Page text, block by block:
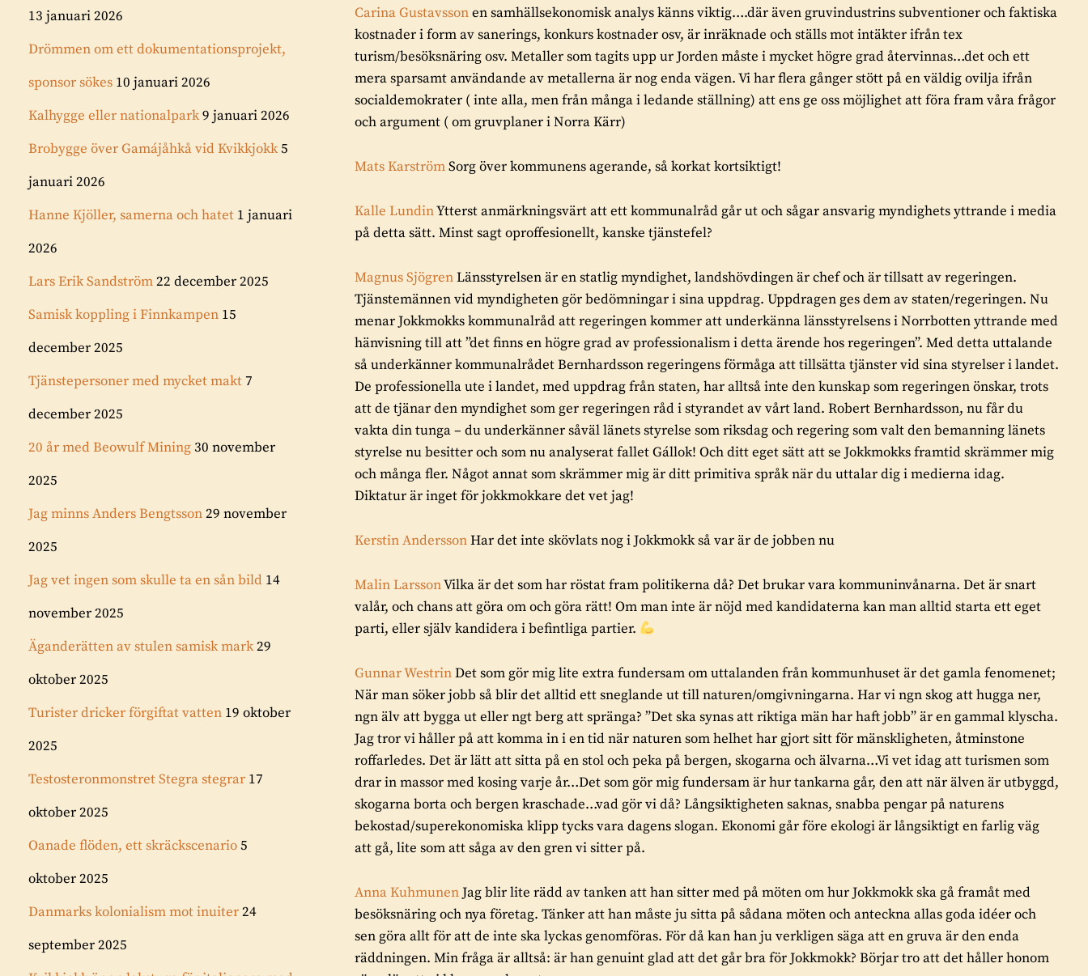
Carina Gustavssonen samhällsekonomisk analys känns viktig….där även gruvindustrins subventioner och faktiska
kostnader i form av sanerings, konkurs kostnader osv, är inräknade och ställs mot intäkter ifrån tex
turism/besöksnäring osv. Metaller som tagits upp ur Jorden måste i mycket högre grad återvinnas…det och ett
mera sparsamt användande av metallerna är nog enda vägen. Vi har flera gånger stött på en väldig ovilja ifrån
socialdemokrater ( inte alla, men från många i ledande ställning) att ens ge oss möjlighet att föra fram våra frågor
och argument ( om gruvplaner i Norra Kärr)
Mats KarströmSorg över kommunens agerande, så korkat kortsiktigt!
Kalle LundinYtterst anmärkningsvärt att ett kommunalråd går ut och sågar ansvarig myndighets yttrande i media
på detta sätt. Minst sagt oproffesionellt, kanske tjänstefel?
Magnus SjögrenLänsstyrelsen är en statlig myndighet, landshövdingen är chef och är tillsatt av regeringen.
Tjänstemännen vid myndigheten gör bedömningar i sina uppdrag. Uppdragen ges dem av staten/regeringen. Nu
menar Jokkmokks kommunalråd att regeringen kommer att underkänna länsstyrelsens i Norrbotten yttrande med
hänvisning till att ”det finns en högre grad av professionalism i detta ärende hos regeringen”. Med detta uttalande
så underkänner kommunalrådet Bernhardsson regeringens förmåga att tillsätta tjänster vid sina styrelser i landet.
De professionella ute i landet, med uppdrag från staten, har alltså inte den kunskap som regeringen önskar, trots
att de tjänar den myndighet som ger regeringen råd i styrandet av vårt land. Robert Bernhardsson, nu får du
vakta din tunga – du underkänner såväl länets styrelse som riksdag och regering som valt den bemanning länets
styrelse nu besitter och som nu analyserat fallet Gállok! Och ditt eget sätt att se Jokkmokks framtid skrämmer mig
och många fler. Något annat som skrämmer mig är ditt primitiva språk när du uttalar dig i medierna idag.
Diktatur är inget för jokkmokkare det vet jag!
Kerstin AnderssonHar det inte skövlats nog i Jokkmokk så var är de jobben nu
Malin LarssonVilka är det som har röstat fram politikerna då? Det brukar vara kommuninvånarna. Det är snart
valår, och chans att göra om och göra rätt! Om man inte är nöjd med kandidaterna kan man alltid starta ett eget
parti, eller själv kandidera i befintliga partier.
Gunnar WestrinDet som gör mig lite extra fundersam om uttalanden från kommunhuset är det gamla fenomenet;
När man söker jobb så blir det alltid ett sneglande ut till naturen/omgivningarna. Har vi ngn skog att hugga ner,
ngn älv att bygga ut eller ngt berg att spränga? ”Det ska synas att riktiga män har haft jobb” är en gammal klyscha.
Jag tror vi håller på att komma in i en tid när naturen som helhet har gjort sitt för mänskligheten, åtminstone
roffarledes. Det är lätt att sitta på en stol och peka på bergen, skogarna och älvarna…Vi vet idag att turismen som
drar in massor med kosing varje år…Det som gör mig fundersam är hur tankarna går, den att när älven är utbyggd,
skogarna borta och bergen kraschade…vad gör vi då? Långsiktigheten saknas, snabba pengar på naturens
bekostad/superekonomiska klipp tycks vara dagens slogan. Ekonomi går före ekologi är långsiktigt en farlig väg
att gå, lite som att såga av den gren vi sitter på.
Anna Kuhmunen Jag blir lite rädd av tanken att han sitter med på möten om hur Jokkmokk ska gå framåt med
besöksnäring och nya företag. Tänker att han måste ju sitta på sådana möten och anteckna allas goda idéer och
sen göra allt för att de inte ska lyckas genomföras. För då kan han ju verkligen säga att en gruva är den enda
räddningen. Min fråga är alltså: är han genuint glad att det går bra för Jokkmokk? Börjar tro att det håller honom
13 januari 2026
Drömmen om ett dokumentationsprojekt,
sponsor sökes 10 januari 2026
Kalhygge eller nationalpark9 januari 2026
Brobygge över Gamájåhkå vid Kvikkjokk5
januari 2026
Hanne Kjöller, samerna och hatet 1 januari
2026
Lars Erik Sandström22 december 2025
Samisk koppling i Finnkampen 15
december 2025
Tjänstepersoner med mycket makt7
december 2025
20 år med Beowulf Mining 30 november
2025
Jag minns Anders Bengtsson29 november
2025
Jag vet ingen som skulle ta en sån bild 14
november 2025
Äganderätten av stulen samisk mark29
oktober 2025
Turister dricker förgiftat vatten 19 oktober
2025
Testosteronmonstret Stegra stegrar 17
oktober 2025
Oanade flöden, ett skräckscenario5
oktober 2025
Danmarks kolonialism mot inuiter24
september 2025